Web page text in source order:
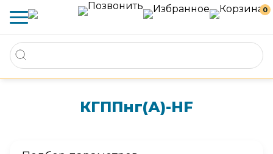
0
КГППнг(А)-HF